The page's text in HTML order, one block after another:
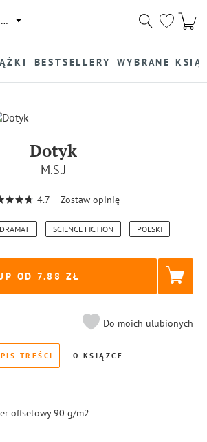
BESTSELLERY WYBRANE
Dotyk
M.S.J
4.7 Zostaw opinię
DRAMAT SCIENCE FICTION POLSKI
OD 7.88
Do moich ulubionych
TREŚCI O KSIĄŻCE
offsetowy 90 g/m2